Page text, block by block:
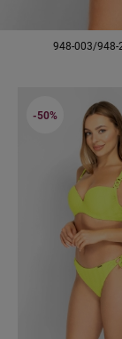
948-003/
-50%